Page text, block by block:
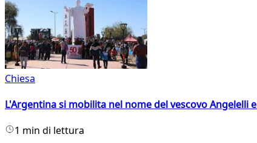
Chiesa
L'Argentina si mobilita nel nome del vescovo Angelelli
1 min di lettura